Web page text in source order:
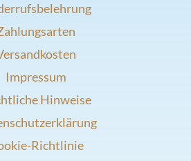
Impressum
Hinweise
Richtlinie